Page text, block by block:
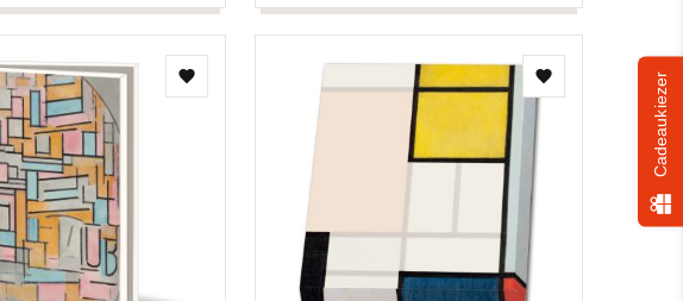
Toevoegen
Toevoegen
Cadeaukiezer